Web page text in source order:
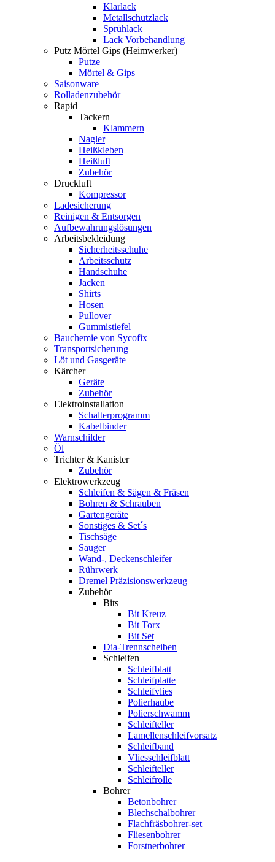
Klarlack
Metallschutzlack
Sprühlack
Lack Vorbehandlung
Putz Mörtel Gips (Heimwerker)
Putze
Mörtel & Gips
Saisonware
Rolladenzubehör
Rapid
Tackern
Klammern
Nagler
Heißkleben
Heißluft
Zubehör
Druckluft
Kompressor
Ladesicherung
Reinigen & Entsorgen
Aufbewahrungslösungen
Arbeitsbekleidung
Sicherheitsschuhe
Arbeitsschutz
Handschuhe
Jacken
Shirts
Hosen
Pullover
Gummistiefel
Bauchemie von Sycofix
Transportsicherung
Löt und Gasgeräte
Kärcher
Geräte
Zubehör
Elektroinstallation
Schalterprogramm
Kabelbinder
Warnschilder
Öl
Trichter & Kanister
Zubehör
Elektrowerkzeug
Schleifen & Sägen & Fräsen
Bohren & Schrauben
Gartengeräte
Sonstiges & Set´s
Tischsäge
Sauger
Wand-, Deckenschleifer
Rührwerk
Dremel Präzisionswerkzeug
Zubehör
Bits
Bit Kreuz
Bit Torx
Bit Set
Dia-Trennscheiben
Schleifen
Schleifblatt
Schleifplatte
Schleifvlies
Polierhaube
Polierschwamm
Schleifteller
Lamellenschleifvorsatz
Schleifband
Vliesschleifblatt
Schleifteller
Schleifrolle
Bohrer
Betonbohrer
Blechschalbohrer
Flachfräsbohrer-set
Fliesenbohrer
Forstnerbohrer